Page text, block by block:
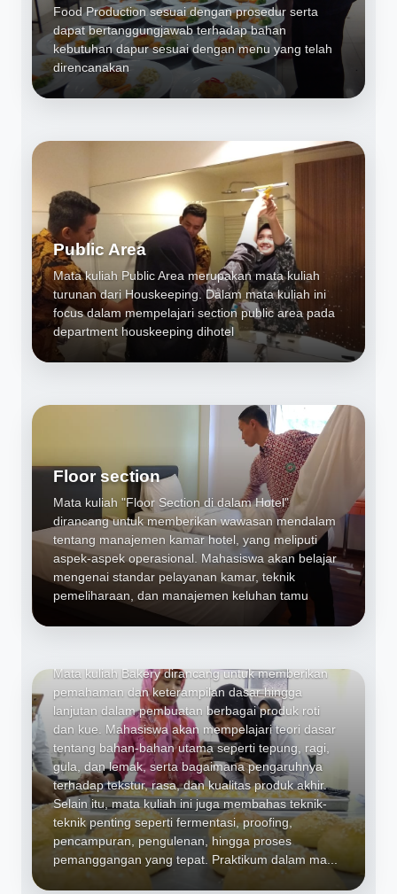
Food Production sesuai dengan prosedur serta
dapat bertanggungjawab terhadap bahan
kebutuhan dapur sesuai dengan menu yang telah
direncanakan
Public Area
Mata kuliah Public Area merupakan mata kuliah
turunan dari Houskeeping. Dalam mata kuliah ini
focus dalam mempelajari section public area pada
department houskeeping dihotel
Floor section
Mata kuliah "Floor Section di dalam Hotel"
dirancang untuk memberikan wawasan mendalam
tentang manajemen kamar hotel, yang meliputi
aspek-aspek operasional. Mahasiswa akan belajar
mengenai standar pelayanan kamar, teknik
pemeliharaan, dan manajemen keluhan tamu
Mata kuliah Bakery dirancang untuk memberikan
pemahaman dan keterampilan dasar hingga
lanjutan dalam pembuatan berbagai produk roti
dan kue. Mahasiswa akan mempelajari teori dasar
tentang bahan-bahan utama seperti tepung, ragi,
gula, dan lemak, serta bagaimana pengaruhnya
terhadap tekstur, rasa, dan kualitas produk akhir.
Selain itu, mata kuliah ini juga membahas teknik-
teknik penting seperti fermentasi, proofing,
pencampuran, pengulenan, hingga proses
pemanggangan yang tepat. Praktikum dalam ma...